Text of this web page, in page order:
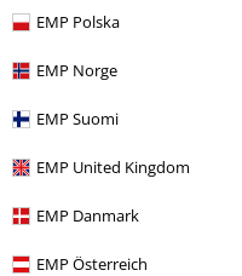
EMP Polska
EMP Norge
EMP Suomi
EMP United Kingdom
EMP Danmark
EMP Österreich
Mystic Cat